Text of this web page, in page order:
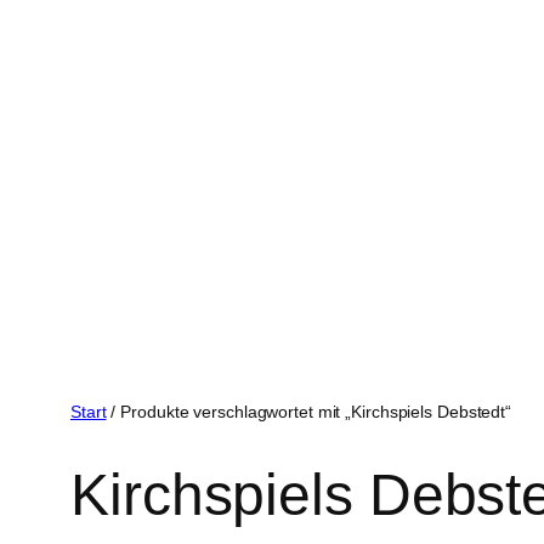
Start/ Produkte verschlagwortet mit „Kirchspiels Debstedt“
Kirchspiels